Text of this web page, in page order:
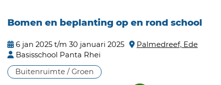
Bomen en beplanting op en rond school
6 jan 2025 t/m 30 januari 2025
Palmedreef, Ede
Basisschool Panta Rhei
Buitenruimte / Groen